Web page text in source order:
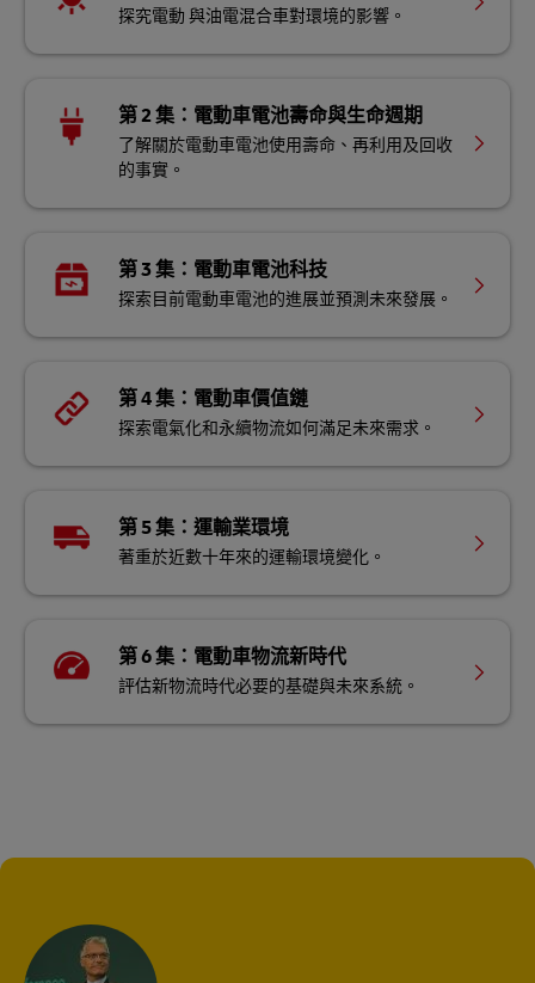
探究電動 與油電混合車對環境的影響。
第 2 集：電動車電池壽命與生命週期
了解關於電動車電​​池使用壽命、再利用及回收
的事實。
第 3 集：電動車電池科技
探索目前電動車電池的進展並預測未來發展。
第 4 集：電動車價值鏈
探索電氣化和永續物流如何滿足未來需求。
第 5 集：運輸業環境
著重於近數十年來的運輸環境變化。
第 6 集：電動車物流新時代
評估新物流時代必要的基礎與未來系統。